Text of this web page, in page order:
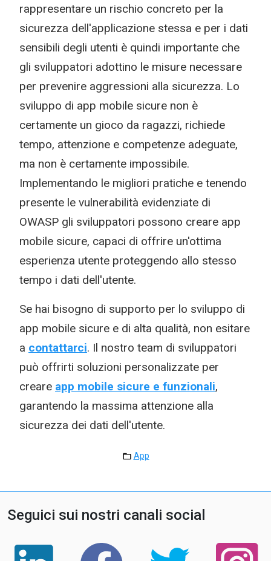
rappresentare un rischio concreto per la
sicurezza dell'applicazione stessa e per i dati
sensibili degli utenti è quindi importante che
gli sviluppatori adottino le misure necessare
per prevenire aggressioni alla sicurezza. Lo
sviluppo di app mobile sicure non è
certamente un gioco da ragazzi, richiede
tempo, attenzione e competenze adeguate,
ma non è certamente impossibile.
Implementando le migliori pratiche e tenendo
presente le vulnerabilità evidenziate di
OWASP gli sviluppatori possono creare app
mobile sicure, capaci di offrire un'ottima
esperienza utente proteggendo allo stesso
tempo i dati dell'utente.
Se hai bisogno di supporto per lo sviluppo di
app mobile sicure e di alta qualità, non esitare
a contattarci. Il nostro team di sviluppatori
può offrirti soluzioni personalizzate per
creare app mobile sicure e funzionali,
garantendo la massima attenzione alla
sicurezza dei dati dell'utente.
App
Seguici sui nostri canali social